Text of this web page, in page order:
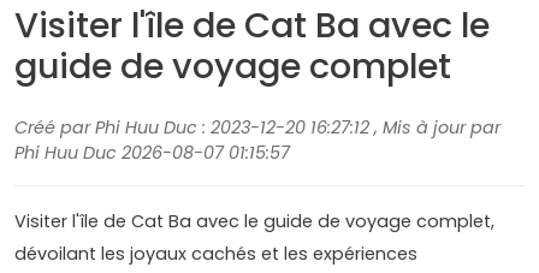
Visiter l'île de Cat Ba avec le
guide de voyage complet
Créé par Phi Huu Duc : 2023-12-20 16:27:12 , Mis à jour par
Phi Huu Duc 2026-08-07 01:15:57
Visiter l'île de Cat Ba avec le guide de voyage complet,
dévoilant les joyaux cachés et les expériences